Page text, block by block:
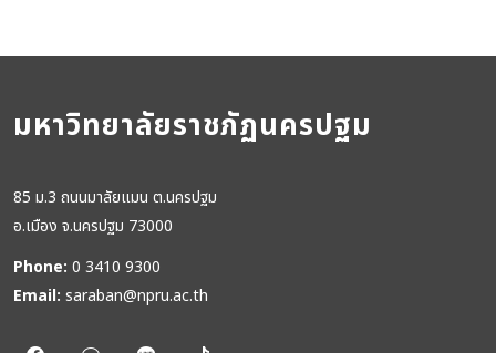
มหาวิทยาลัยราชภัฏนครปฐม
85 ม.3 ถนนมาลัยแมน ต.นครปฐม
อ.เมือง จ.นครปฐม 73000
Phone: 0 3410 9300
Email: saraban@npru.ac.th